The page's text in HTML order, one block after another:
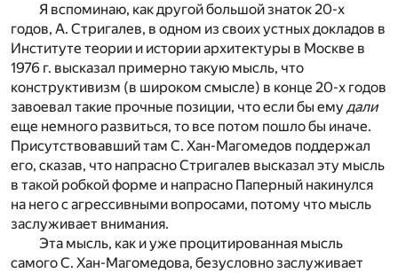
Я вспоминаю, как другой большой знаток 20-х
годов, А. Стригалев, в одном из своих устных докладов в
Институте теории и истории архитектуры в Москве в
1976 г. высказал примерно такую мысль, что
конструктивизм (в широком смысле) в конце 20-х годов
завоевал такие прочные позиции, что если бы ему дали
еще немного развиться, то все потом пошло бы иначе.
Присутствовавший там С. Хан-Магомедов поддержал
его, сказав, что напрасно Стригалев высказал эту мысль
в такой робкой форме и напрасно Паперный накинулся
на него с агрессивными вопросами, потому что мысль
заслуживает внимания.
Эта мысль, как и уже процитированная мысль
самого С. Хан-Магомедова, безусловно заслуживает